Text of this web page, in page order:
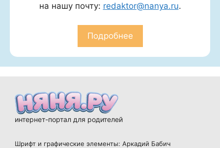
на нашу почту: redaktor@nanya.ru.
Подробнее
интернет-портал для родителей
Шрифт и графические элементы: Аркадий Бабич